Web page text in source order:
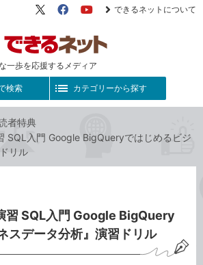
一歩を応援するメディア
X（旧
FacebookYouTube
できるネットについて
検索 カテゴリーから探す
者特典
SQL入門 Google BigQueryではじめるビジ
リル
習 SQL入門 Google BigQuery
スデータ分析』演習ドリル